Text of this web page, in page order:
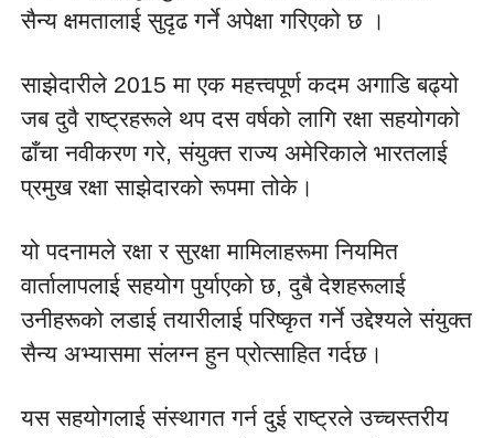
सैन्य क्षमतालाई सुदृढ गर्ने अपेक्षा गरिएको छ ।
साझेदारीले 2015 मा एक महत्त्वपूर्ण कदम अगाडि बढ्यो
जब दुवै राष्ट्रहरूले थप दस वर्षको लागि रक्षा सहयोगको
ढाँचा नवीकरण गरे, संयुक्त राज्य अमेरिकाले भारतलाई
प्रमुख रक्षा साझेदारको रूपमा तोके।
यो पदनामले रक्षा र सुरक्षा मामिलाहरूमा नियमित
वार्तालापलाई सहयोग पुर्याएको छ, दुबै देशहरूलाई
उनीहरूको लडाई तयारीलाई परिष्कृत गर्ने उद्देश्यले संयुक्त
सैन्य अभ्यासमा संलग्न हुन प्रोत्साहित गर्दछ।
यस सहयोगलाई संस्थागत गर्न दुई राष्ट्रले उच्चस्तरीय